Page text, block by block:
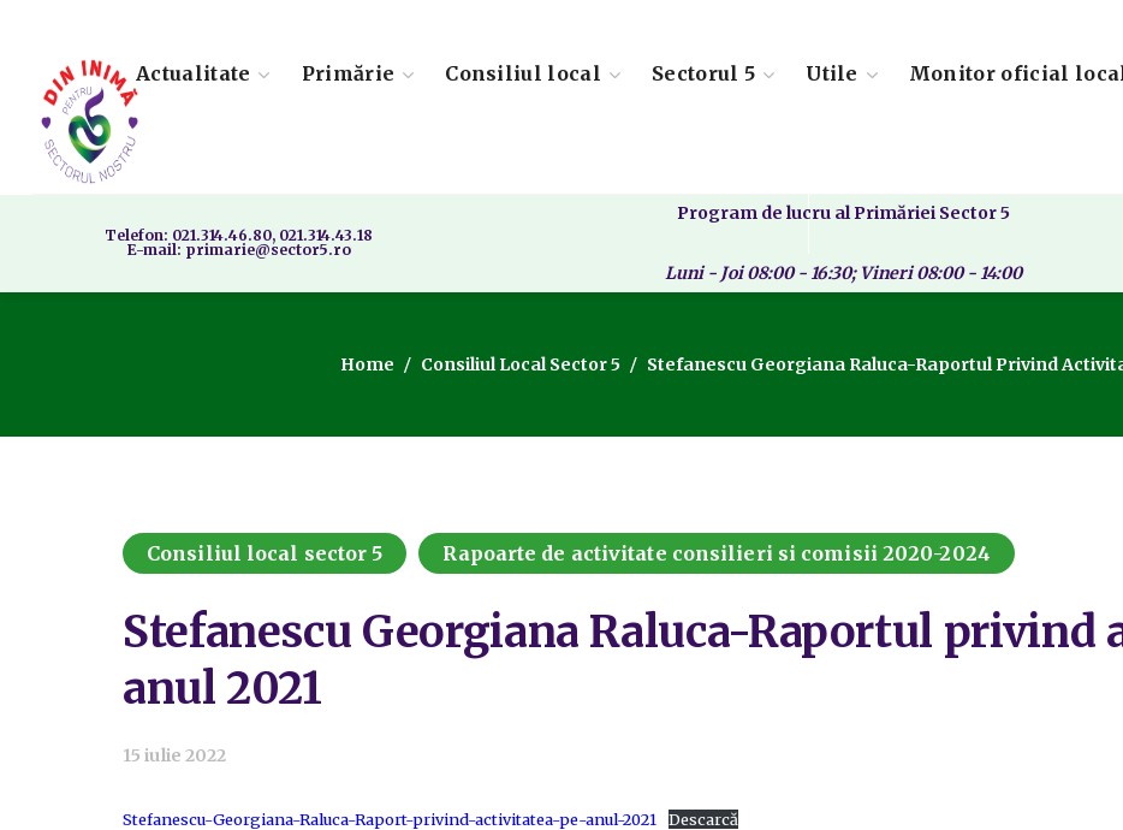
Actualitate Primărie Consiliul local Sectorul 5 Utile Monitor oficial
Telefon: 021.314.46.80, 021.314.43.18
E-mail: primarie@sector5.ro
Program de lucru al Primăriei Sector 5
Luni - Joi 08:00 - 16:30; Vineri 08:00 - 14:00
Home Consiliul Local Sector 5 Stefanescu Georgiana Raluca-Raportul Privind
Consiliul local sector 5 Rapoarte de activitate consilieri si comisii 2020-2024
Stefanescu Georgiana Raluca-Raportul privind
anul 2021
15 iulie 2022
Stefanescu-Georgiana-Raluca-Raport-privind-activitatea-pe-anul-2021 Descarcă